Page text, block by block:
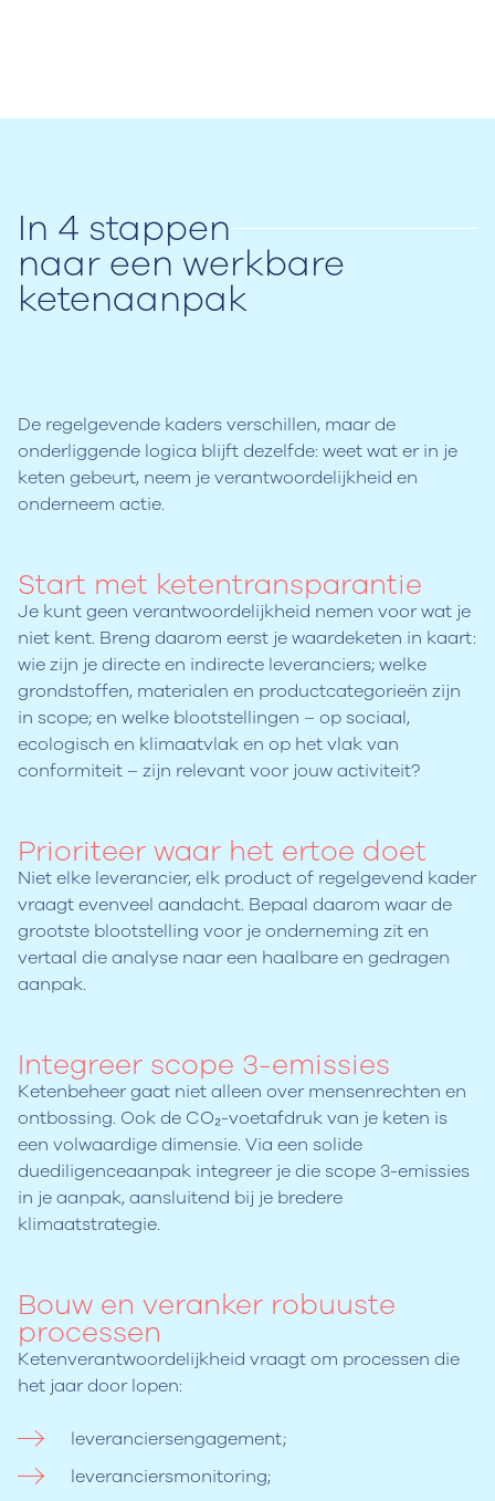
In 4 stappen
naar een werkbare
ketenaanpak
De regelgevende kaders verschillen, maar de
onderliggende logica blijft dezelfde: weet wat er in je
keten gebeurt, neem je verantwoordelijkheid en
onderneem actie.
Start met ketentransparantie
Je kunt geen verantwoordelijkheid nemen voor wat je
niet kent. Breng daarom eerst je waardeketen in kaart:
wie zijn je directe en indirecte leveranciers; welke
grondstoffen, materialen en productcategorieën zijn
in scope; en welke blootstellingen – op sociaal,
ecologisch en klimaatvlak en op het vlak van
conformiteit – zijn relevant voor jouw activiteit?
Prioriteer waar het ertoe doet
Niet elke leverancier, elk product of regelgevend kader
vraagt evenveel aandacht. Bepaal daarom waar de
grootste blootstelling voor je onderneming zit en
vertaal die analyse naar een haalbare en gedragen
aanpak.
Integreer scope 3-emissies
Ketenbeheer gaat niet alleen over mensenrechten en
ontbossing. Ook de CO₂-voetafdruk van je keten is
een volwaardige dimensie. Via een solide
duediligenceaanpak integreer je die scope 3-emissies
in je aanpak, aansluitend bij je bredere
klimaatstrategie.
Bouw en veranker robuuste
processen
Ketenverantwoordelijkheid vraagt om processen die
het jaar door lopen:
leveranciersengagement;
leveranciersmonitoring;